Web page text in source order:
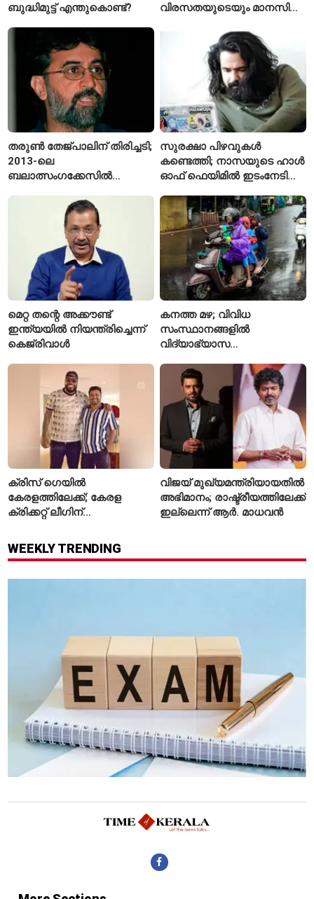
ബുദ്ധിമുട്ട് എന്തുകൊണ്ട്?
വിരസതയുടെയും മാനസിക
ലക്ഷണമെന്ന് വിദഗ്ധർ
തരുൺ തേജ്പാലിന് തിരിച്ചടി;
2013-ലെ
ബലാത്സംഗക്കേസിൽ
ഹൈക്കോടതി
സുരക്ഷാ പിഴവുകൾ
കണ്ടെത്തി; നാസയുടെ ഹാൾ
ഓഫ് ഫെയിമിൽ ഇടംനേടി
മെറ്റ തന്റെ അക്കൗണ്ട്
ഇന്ത്യയിൽ നിയന്ത്രിച്ചെന്ന്
കെജ്‌രിവാൾ
കനത്ത മഴ; വിവിധ
സംസ്ഥാനങ്ങളിൽ
വിദ്യാഭ്യാസ
പ്രഖ്യാപിച്ചു
ക്രിസ് ഗെയിൽ
കേരളത്തിലേക്ക്; കേരള
ക്രിക്കറ്റ് ലീഗിന്
താരങ്ങൾക്ക് പരിശീലനം
നൽകും
വിജയ് മുഖ്യമന്ത്രിയായതിൽ
അഭിമാനം; രാഷ്ട്രീയത്തിലേക്ക്
ഇല്ലെന്ന് ആർ. മാധവൻ
WEEKLY TRENDING